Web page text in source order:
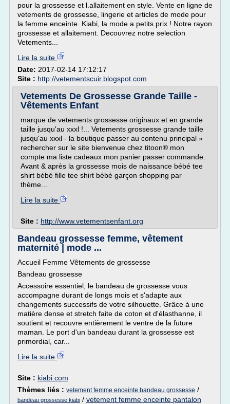
pour la grossesse et l.allaitement en style. Vente en ligne de
vetements de grossesse, lingerie et articles de mode pour
la femme enceinte. Kiabi, la mode a petits prix ! Notre rayon
grossesse et allaitement. Decouvrez notre selection
Vetements...
Lire la suite
Date: 2017-02-14 17:12:17
Site : http://vetementscuir.blogspot.com
Vetements De Grossesse Grande Taille -
Vêtements Enfant
marque de vetements grossesse originaux et en grande
taille jusqu'au xxxl !... Vetements grossesse grande taille
jusqu'au xxxl - la boutique passer au contenu principal »
rechercher sur le site bienvenue chez titoon® mon
compte ma liste cadeaux mon panier passer commande.
Avant & après la grossesse mois de naissance bébé tee
shirt bébé fille tee shirt bébé garçon shopping par
thème...
Lire la suite
Site : http://www.vetementsenfant.org
Bandeau grossesse femme, vêtement
maternité | mode ...
Accueil Femme Vêtements de grossesse
Bandeau grossesse
Accessoire essentiel, le bandeau de grossesse vous
accompagne durant de longs mois et s'adapte aux
changements successifs de votre silhouette. Grâce à une
matière dense et stretch faite de coton et d'élasthanne, il
soutient et recouvre entièrement le ventre de la future
maman. Le port d'un bandeau durant la grossesse est
primordial, car...
Lire la suite
Site : kiabi.com
Thèmes liés : vetement femme enceinte bandeau grossesse /
bandeau grossesse kiabi / vetement femme enceinte pantalon